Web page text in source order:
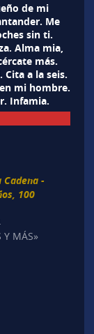
de mi
Me
sin ti.
Alma mia,
más.
Cita a la seis.
mi hombre.
Infamia.
Cadena -
100
Y MÁS»